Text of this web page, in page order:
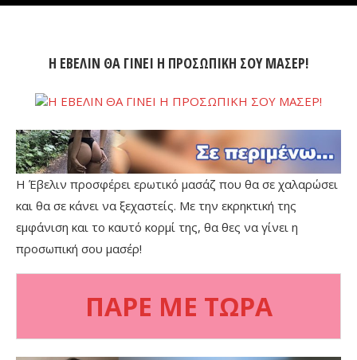
Η ΕΒΕΛΙΝ ΘΑ ΓΙΝΕΙ Η ΠΡΟΣΩΠΙΚΗ ΣΟΥ ΜΑΣΕΡ!
Η Έβελιν προσφέρει ερωτικό μασάζ που θα σε χαλαρώσει
και θα σε κάνει να ξεχαστείς. Με την εκρηκτική της
εμφάνιση και το καυτό κορμί της, θα θες να γίνει η
προσωπική σου μασέρ!
ΠΑΡΕ ΜΕ ΤΩΡΑ